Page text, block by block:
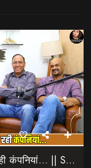
मॉडलिंग के नाम पर पैसा बटोर रही कंपनियां… || Sinmit Communications || Miss Uttarakhand 2026